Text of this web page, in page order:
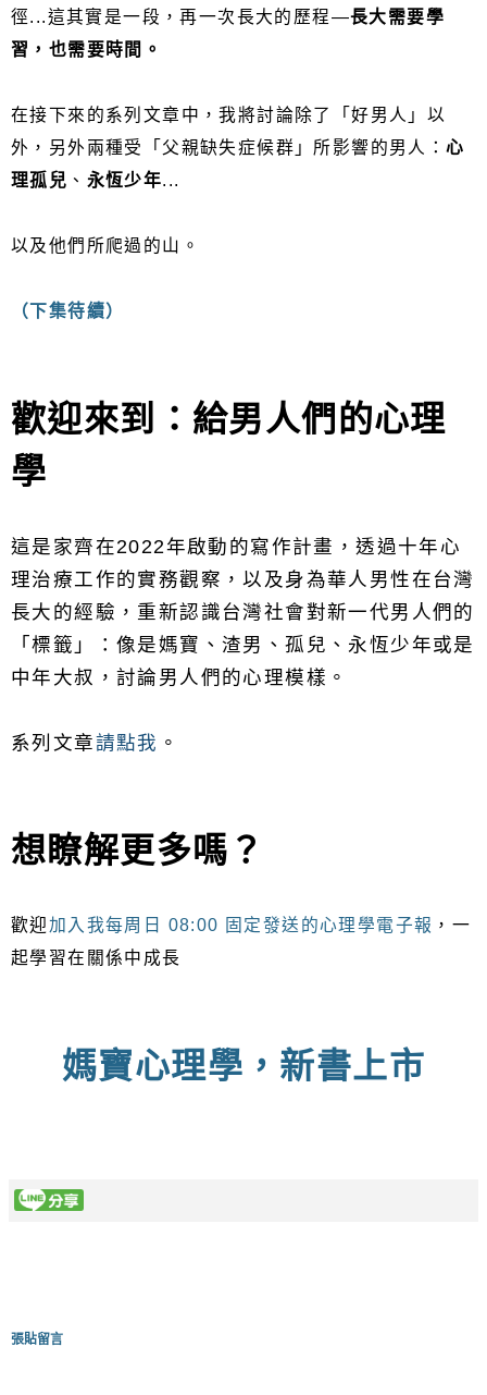
徑...這其實是一段，再一次長大的歷程—長大需要學
習，也需要時間。
在接下來的系列文章中，我將討論除了「好男人」以
外，另外兩種受「父親缺失症候群」所影響的男人：心
理孤兒 、 永恆少年...
以及他們所爬過的山。
（下集待續）
歡迎來到：給男人們的心理
學
這是家齊在2022年啟動的寫作計畫，透過十年心
理治療工作的實務觀察，以及身為華人男性在台灣
長大的經驗，重新認識台灣社會對新一代男人們的
「標籤」：像是媽寶、渣男、孤兒、永恆少年或是
中年大叔，討論男人們的心理模樣。
系列文章請點我 。
想瞭解更多嗎？
歡迎加入我每周日 08:00 固定發送的心理學電子報 ，一
起學習在關係中成長
媽寶心理學，新書上市
張貼留言